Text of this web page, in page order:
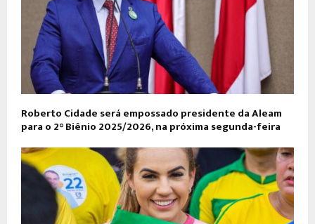
Roberto Cidade será empossado presidente da Aleam
para o 2° Biênio 2025/2026, na próxima segunda-feira